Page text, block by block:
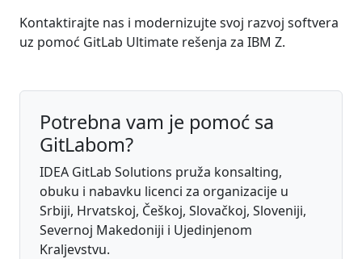
Kontaktirajte nas i modernizujte svoj razvoj softvera
uz pomoć GitLab Ultimate rešenja za IBM Z.
Potrebna vam je pomoć sa
GitLabom?
IDEA GitLab Solutions pruža konsalting,
obuku i nabavku licenci za organizacije u
Srbiji, Hrvatskoj, Češkoj, Slovačkoj, Sloveniji,
Severnoj Makedoniji i Ujedinjenom
Kraljevstvu.